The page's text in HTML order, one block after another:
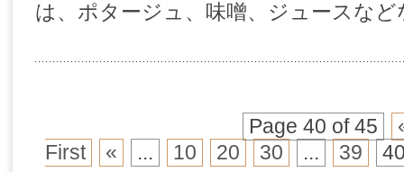
は、ポタージュ、味噌、ジュースな
Page 40 of 45
First
« ... 10 20 30 ... 39